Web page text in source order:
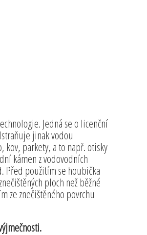
Jedná se o licenční
jinak vodou
kov, parkety, a to např. otisky
kámen z vodovodních
Před použitím se houbička
ploch než běžné
ze znečištěného povrchu